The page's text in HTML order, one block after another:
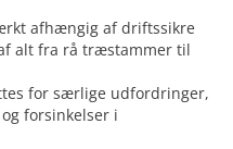
afhængig af driftssikre
alt fra rå træstammer til
for særlige udfordringer,
forsinkelser i